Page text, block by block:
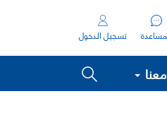
تسجيل الدخول